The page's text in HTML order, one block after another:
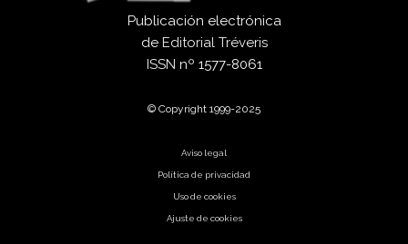
Publicación electrónica
de Editorial Tréveris
ISSN nº 1577-8061
© Copyright 1999-2025
Aviso legal
Política de privacidad
Uso de cookies
Ajuste de cookies